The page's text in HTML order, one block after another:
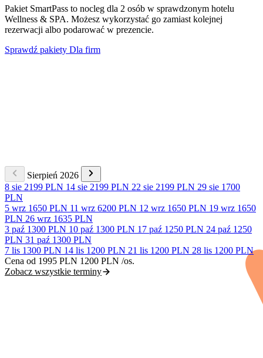
Pakiet SmartPass to nocleg dla 2 osób w sprawdzonym hotelu
Wellness & SPA. Możesz wykorzystać go zamiast kolejnej
rezerwacji albo podarować w prezencie.
Sprawdź pakiety Dla firm
Sierpień 2026
8 sie 2199 PLN 14 sie 2199 PLN 22 sie 2199 PLN 29 sie 1700
PLN
5 wrz 1650 PLN 11 wrz 6200 PLN 12 wrz 1650 PLN 19 wrz 1650
PLN 26 wrz 1635 PLN
3 paź 1300 PLN 10 paź 1300 PLN 17 paź 1250 PLN 24 paź 1250
PLN 31 paź 1300 PLN
7 lis 1300 PLN 14 lis 1200 PLN 21 lis 1200 PLN 28 lis 1200 PLN
Cena od 1995 PLN 1200 PLN /os.
Zobacz wszystkie terminy